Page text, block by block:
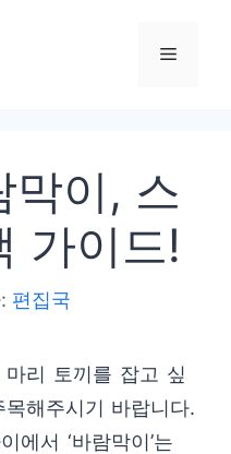
메
막이, 스
가이드!
편집국
리 토끼를 잡고 싶
해주시기 바랍니다.
에서 ‘바람막이’는